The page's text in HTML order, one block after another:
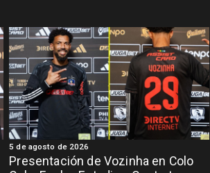
Presentación de Vozinha en Colo
5 de agosto de 2026